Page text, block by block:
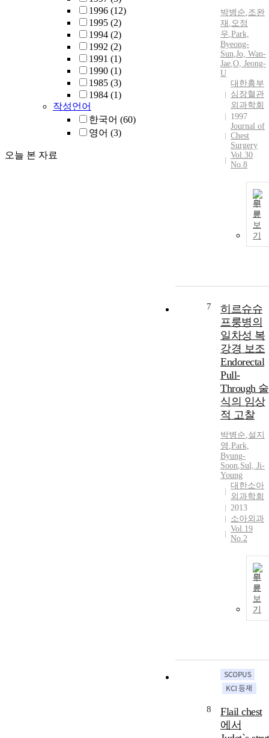
1996 (12)
1995 (2)
1994 (2)
1992 (2)
1991 (1)
1990 (1)
1985 (3)
1984 (1)
작성언어
한국어 (60)
영어 (3)
오늘 본 자료
박병순,조완
재 ,오정
우,Park,
Byeong-
Sun,Jo, Wan-
Jae,O, Jeong-
U
대한흉부
심장혈관
외과학회
1997
Journal of
Chest
Surgery
Vol.30
No.8
원
문
보
기
7
히르슈슈
프룽병의
일차성 복
강경 보조
Endorectal
Pull-
Through 술
식의 임상
적 고찰
박병순,설지
영 ,Park,
Byung-
Soon,Sul, Ji-
Young
대한소아
외과학회
2013
소아외과
Vol.19
No.2
원
문
보
기
8
Flail chest
에서